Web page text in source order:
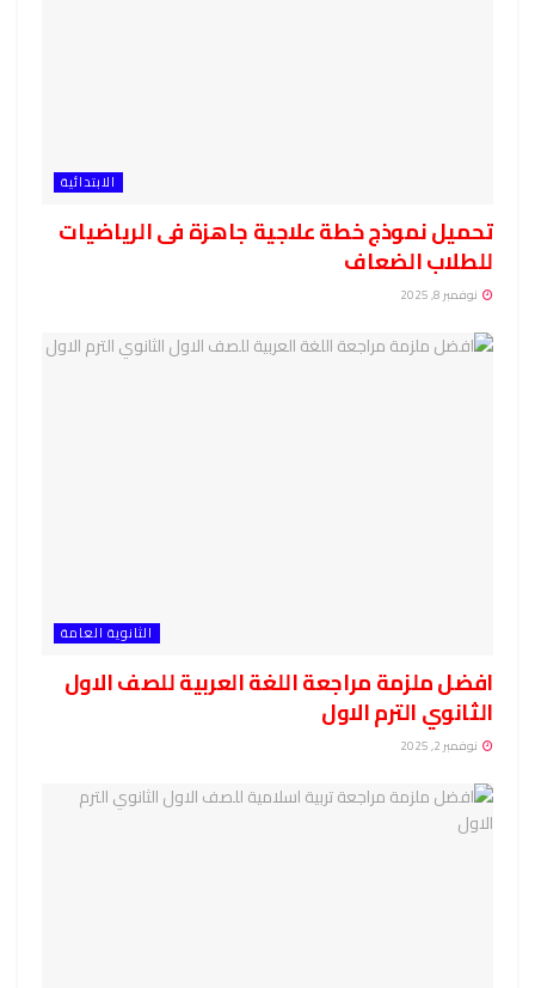
الابتدائية
تحميل نموذج خطة علاجية جاهزة فى الرياضيات
للطلاب الضعاف
نوفمبر 8, 2025
الثانوية العامة
افضل ملزمة مراجعة اللغة العربية للصف الاول
الثانوي الترم الاول
نوفمبر 2, 2025